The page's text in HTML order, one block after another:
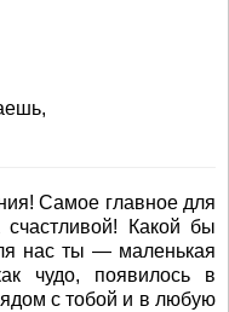
Самое главное для
Какой бы
нас ты — маленькая
чудо, появилось в
с тобой и в любую